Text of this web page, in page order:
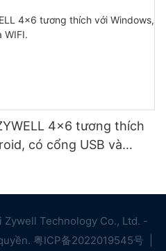
4x6 tương thích
có cổng USB và
Technology Co., Ltd. -
粤ICP备2022019545号